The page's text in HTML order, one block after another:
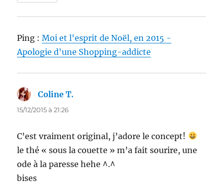
Ping :Moi et l'esprit de Noël, en 2015 -
Apologie d'une Shopping-addicte
Coline T.
15/12/2015 à 21:26
C’est vraiment original, j’adore le concept!
le thé « sous la couette » m’a fait sourire, une
ode à la paresse hehe ^.^
bises